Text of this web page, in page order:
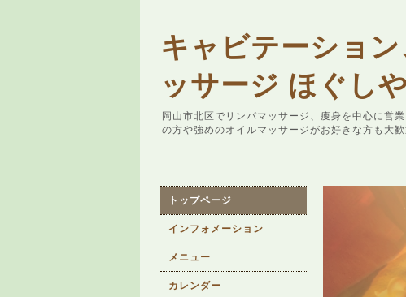
キャビテーショ
ッサージ ほぐしや
岡山市北区でリンパマッサージ、痩身を中心に営
の方や強めのオイルマッサージがお好きな方も大
トップページ
インフォメーション
メニュー
カレンダー